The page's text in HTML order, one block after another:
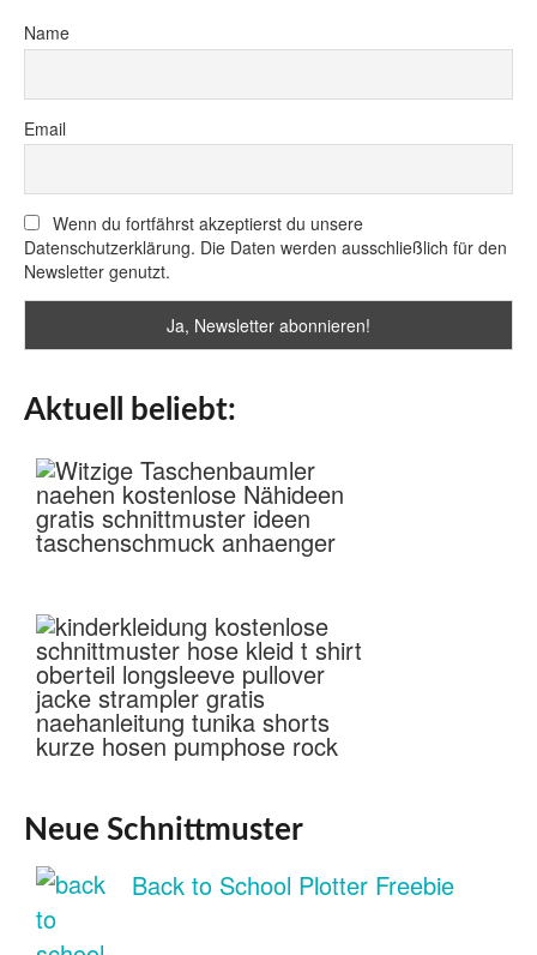
Name
Email
Wenn du fortfährst akzeptierst du unsere
Datenschutzerklärung. Die Daten werden ausschließlich für den
Newsletter genutzt.
Aktuell beliebt:
Neue Schnittmuster
Back to School Plotter Freebie